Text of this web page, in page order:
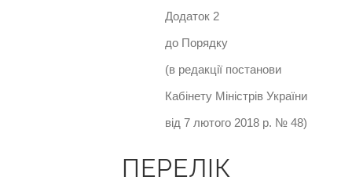
Додаток 2
до Порядку
(в редакції постанови
Кабінету Міністрів України
від 7 лютого 2018 р. № 48)
ПЕРЕЛІК